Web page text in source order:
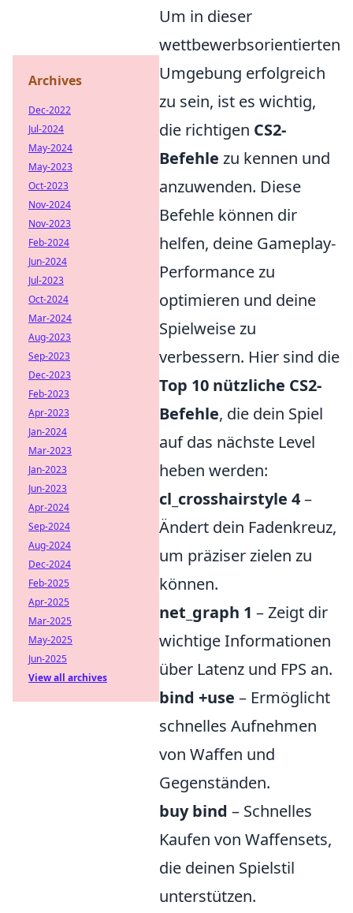
Um in dieser
wettbewerbsorientierten
Umgebung erfolgreich
zu sein, ist es wichtig,
die richtigen CS2-
Befehle zu kennen und
anzuwenden. Diese
Befehle können dir
helfen, deine Gameplay-
Performance zu
optimieren und deine
Spielweise zu
verbessern. Hier sind die
Top 10 nützliche CS2-
Befehle, die dein Spiel
auf das nächste Level
heben werden:
cl_crosshairstyle 4–
Ändert dein Fadenkreuz,
um präziser zielen zu
können.
net_graph 1 – Zeigt dir
wichtige Informationen
über Latenz und FPS an.
bind +use – Ermöglicht
schnelles Aufnehmen
von Waffen und
Gegenständen.
buy bind – Schnelles
Kaufen von Waffensets,
die deinen Spielstil
unterstützen.
Archives
Dec-2022
Jul-2024
May-2024
May-2023
Oct-2023
Nov-2024
Nov-2023
Feb-2024
Jun-2024
Jul-2023
Oct-2024
Mar-2024
Aug-2023
Sep-2023
Dec-2023
Feb-2023
Apr-2023
Jan-2024
Mar-2023
Jan-2023
Jun-2023
Apr-2024
Sep-2024
Aug-2024
Dec-2024
Feb-2025
Apr-2025
Mar-2025
May-2025
Jun-2025
View all archives